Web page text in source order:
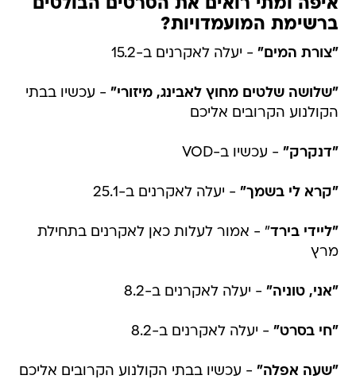
איפה ומתי רואים את הסרטים הבולטים
ברשימת המועמדויות?
"צורת המים" - יעלה לאקרנים ב-15.2
"שלושה שלטים מחוץ לאבינג, מיזורי" - עכשיו בבתי
הקולנוע הקרובים אליכם
"דנקרק" - עכשיו ב-VOD
"קרא לי בשמך" - יעלה לאקרנים ב-25.1
"ליידי בירד" - אמור לעלות כאן לאקרנים בתחילת
מרץ
"אני, טוניה" - יעלה לאקרנים ב-8.2
"חי בסרט" - יעלה לאקרנים ב-8.2
"שעה אפלה" - עכשיו בבתי הקולנוע הקרובים אליכם